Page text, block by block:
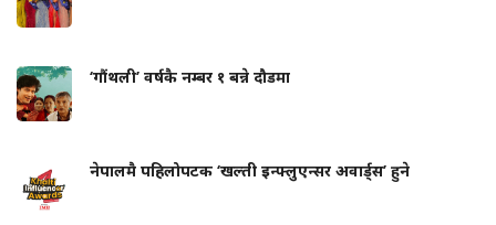
‘गौंथली’ वर्षकै नम्बर १ बन्ने दौडमा
नेपालमै पहिलोपटक ‘खल्ती इन्फ्लुएन्सर अवार्ड्स’ हुने